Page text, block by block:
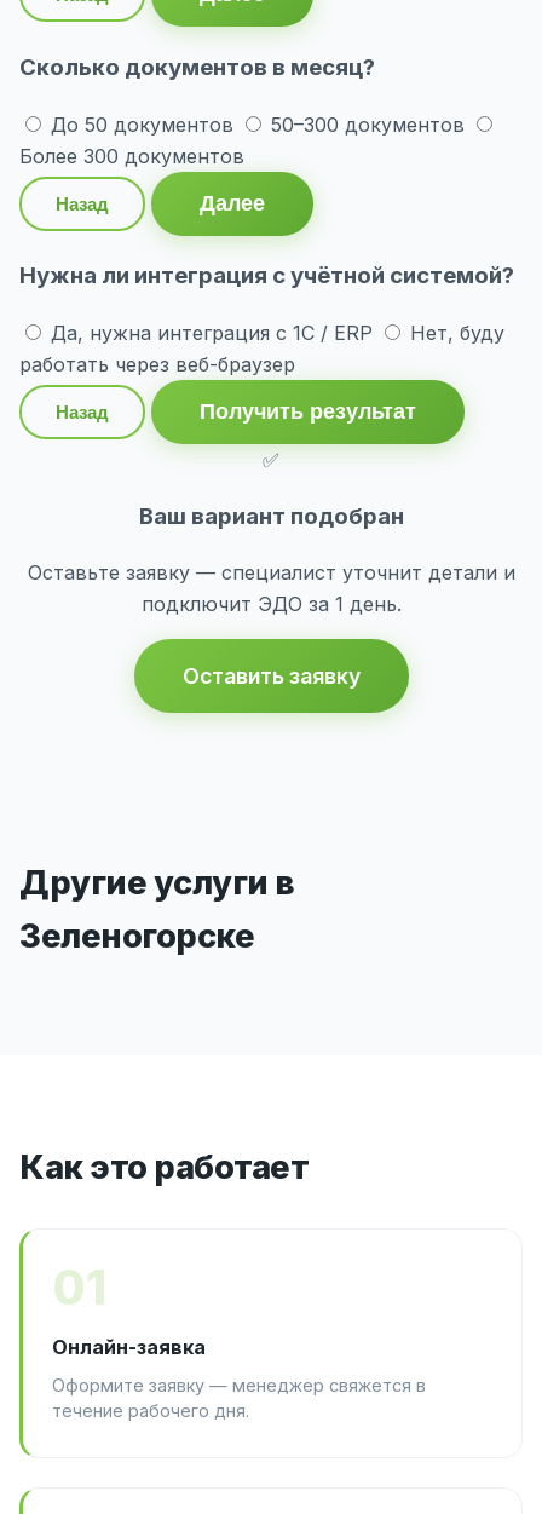
Сколько документов в месяц?
До 50 документов
50–300 документов
Более 300 документов
Назад Далее
Нужна ли интеграция с учётной системой?
Да, нужна интеграция с 1С / ERP
Нет, буду
работать через веб-браузер
Назад
Получить результат
✅
Ваш вариант подобран
Оставьте заявку — специалист уточнит детали и
подключит ЭДО за 1 день.
Оставить заявку
Другие услуги в
Зеленогорске
Как это работает
01
Онлайн-заявка
Оформите заявку — менеджер свяжется в
течение рабочего дня.